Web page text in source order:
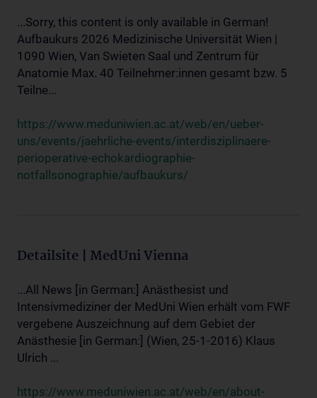
...Sorry, this content is only available in German!
Aufbaukurs 2026 Medizinische Universität Wien |
1090 Wien, Van Swieten Saal und Zentrum für
Anatomie Max. 40 Teilnehmer:innen gesamt bzw. 5
Teilne...
https://www.meduniwien.ac.at/web/en/ueber-
uns/events/jaehrliche-events/interdisziplinaere-
perioperative-echokardiographie-
notfallsonographie/aufbaukurs/
Detailsite | MedUni Vienna
...All News [in German:] Anästhesist und
Intensivmediziner der MedUni Wien erhält vom FWF
vergebene Auszeichnung auf dem Gebiet der
Anästhesie [in German:] (Wien, 25-1-2016) Klaus
Ulrich ...
https://www.meduniwien.ac.at/web/en/about-